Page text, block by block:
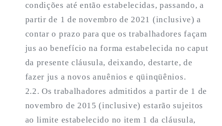
condições até então estabelecidas, passando, a
partir de 1 de novembro de 2021 (inclusive) a
contar o prazo para que os trabalhadores façam
jus ao benefício na forma estabelecida no caput
da presente cláusula, deixando, destarte, de
fazer jus a novos anuênios e qüinqüênios.
2.2. Os trabalhadores admitidos a partir de 1 de
novembro de 2015 (inclusive) estarão sujeitos
ao limite estabelecido no item 1 da cláusula,